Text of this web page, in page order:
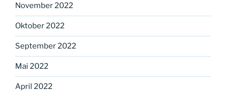
November 2022
Oktober 2022
September 2022
Mai 2022
April 2022